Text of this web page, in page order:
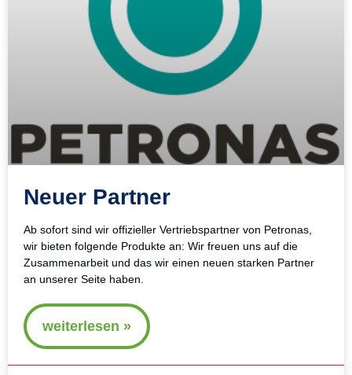
Neuer Partner
Ab sofort sind wir offizieller Vertriebspartner von Petronas,
wir bieten folgende Produkte an: Wir freuen uns auf die
Zusammenarbeit und das wir einen neuen starken Partner
an unserer Seite haben.
weiterlesen »